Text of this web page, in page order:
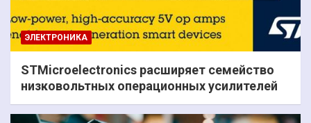
ЭЛЕКТРОНИКА
STMicroelectronics расширяет семейство
низковольтных операционных усилителей